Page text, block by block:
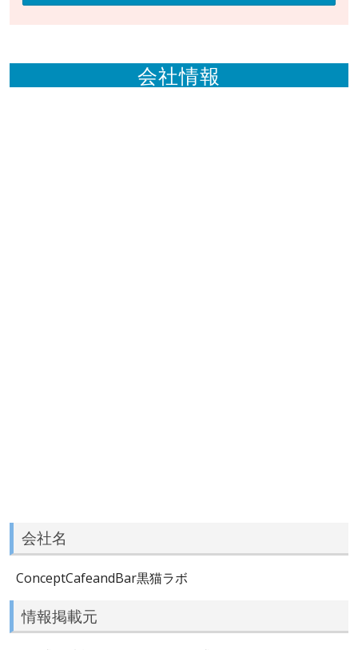
会社情報
会社名
ConceptCafeandBar黒猫ラボ
情報掲載元